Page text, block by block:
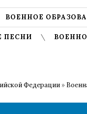
ВОЕННОЕ
ПЕСНИ
Федерации »